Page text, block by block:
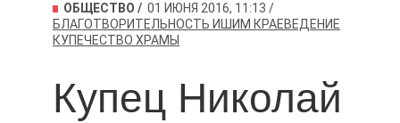
ОБЩЕСТВО
01 ИЮНЯ 2016, 11:13
БЛАГОТВОРИТЕЛЬНОСТЬ ИШИМ КРАЕВЕДЕНИЕ
КУПЕЧЕСТВО ХРАМЫ
Купец Николай